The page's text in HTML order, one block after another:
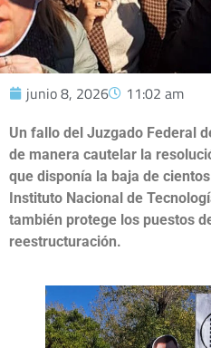
junio 8, 2026 11:02 am
Un fallo del Juzgado Federal
de manera cautelar la
que disponía la baja de
Instituto Nacional de
también protege los puestos
reestructuración.